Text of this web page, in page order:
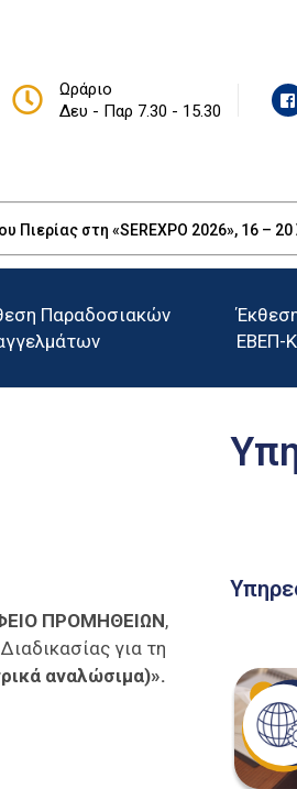
Ωράριο
Δευ - Παρ 7.30 - 15.30
στη «SEREXPO 2026», 16 –
Παραδοσιακών
ΕΒΕΠ-
ΠΡΟΜΗΘΕΙΩΝ,
για τη
αναλώσιμα)».